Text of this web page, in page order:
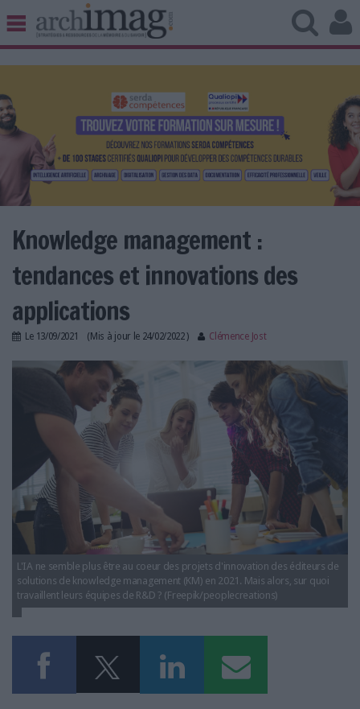
BIBLIOTHÈQUE ÉDITION
UNIVERS DATA
TRAVAIL COLLABORATIF
VIE NUMÉRIQUE
NUMÉRIQUE RESPONSABLE
LES DOSSIERS
LES NEWSLETTERS
LE MAGAZINE
LES GUIDES PRATIQUES
LES BASES DE DONNÉES
L'ESPACE EMPLOI
L'AGENDA
L'ANNUAIRE DES ACTEURS
LES LIVRES BLANCS
LES SUPPLÉMENTS
NOS OFFRES D'ABONNEMENTS
Knowledge management :
tendances et innovations des
applications
Le 13/09/2021 (Mis à jour le 24/02/2022) Clémence Jost
knowledge-management-tendances-innovation-
2021.jpg
L'IA ne semble plus être au coeur des projets d'innovation des éditeurs de
solutions de knowledge management (KM) en 2021. Mais alors, sur quoi
travaillent leurs équipes de R&D ? (Freepik/peoplecreations)